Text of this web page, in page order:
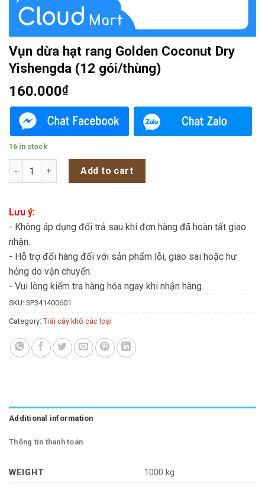
Vụn dừa hạt rang Golden Coconut Dry
Yishengda (12 gói/thùng)
160.000₫
16 in stock
Vụn dừa hạt rang Golden Coconut Dry Yishengda (12 gói/
Add to cart
Lưu ý:
- Không áp dụng đổi trả sau khi đơn hàng đã hoàn tất giao
nhận.
- Hỗ trợ đổi hàng đối với sản phẩm lỗi, giao sai hoặc hư
hỏng do vận chuyển.
- Vui lòng kiểm tra hàng hóa ngay khi nhận hàng.
SKU: SP341400601
Category: Trái cây khô các loại
Additional information
Thông tin thanh toán
WEIGHT 1000 kg